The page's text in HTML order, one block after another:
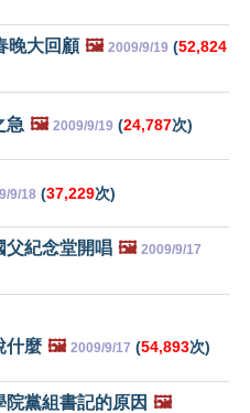
晚大回顧 🖼️ 2009/9/19 (52,824
急 🖼️ 2009/9/19 (24,787次)
9/18 (37,229次)
父紀念堂開唱 🖼️ 2009/9/17
什麼 🖼️ 2009/9/17 (54,893次)
黨組書記的原因 🖼️